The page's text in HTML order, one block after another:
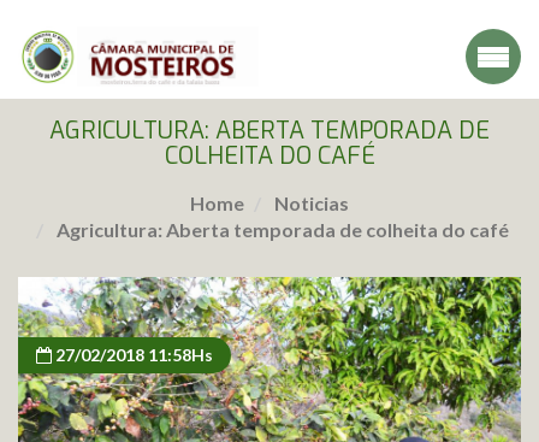
AGRICULTURA: ABERTA TEMPORADA DE
COLHEITA DO CAFÉ
Home
Noticias
Agricultura: Aberta temporada de colheita do café
27/02/2018 11:58Hs